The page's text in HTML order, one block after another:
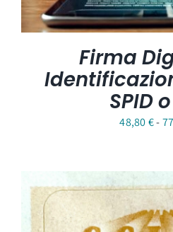
Firma
SPID
48,80€-